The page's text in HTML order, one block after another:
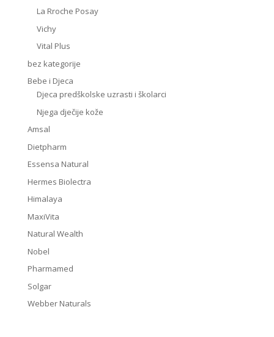
La Rroche Posay
Vichy
Vital Plus
bez kategorije
Bebe i Djeca
Djeca predškolske uzrasti i školarci
Njega dječije kože
Amsal
Dietpharm
Essensa Natural
Hermes Biolectra
Himalaya
MaxiVita
Natural Wealth
Nobel
Pharmamed
Solgar
Webber Naturals